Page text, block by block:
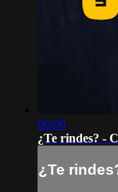
06:06
¿Te rindes? -
¿Te